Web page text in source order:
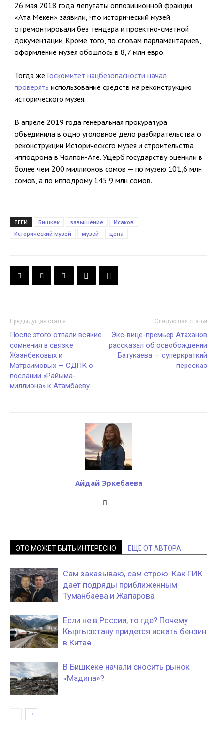
26 мая 2018 года депутаты оппозиционной фракции
«Ата Мекен» заявили, что исторический музей
отремонтировали без тендера и проектно-сметной
документации. Кроме того, по словам парламентариев,
оформление музея обошлось в 8,7 млн евро.
Тогда же Госкомитет нацбезопасности начал
проверять использование средств на реконструкцию
исторического музея.
В апреле 2019 года генеральная прокуратура
объединила в одно уголовное дело разбирательства о
реконструкции Исторического музея и строительства
ипподрома в Чолпон-Ате. Ущерб государству оценили в
более чем 200 миллионов сомов — по музею 101,6 млн
сомов, а по ипподрому 145,9 млн сомов.
ТЕГИ Бишкек завышение
Исаков
Исторический музей
музей цена
Предыдущая статья
После этого отпали всякие
сомнения в связке
Жээнбековых и
Матраимовых — СДПК о
послании «Райыма-
миллиона» к Атамбаеву
Следующая статья
Экс-вице-премьер Атаханов
рассказал об освобождении
Батукаева — суперкраткий
пересказ
Айдай Эркебаева
ЭТО МОЖЕТ БЫТЬ ИНТЕРЕСНО ЕЩЕ ОТ АВТОРА
Сам заказываю, сам строю. Как ГИК
дает подряды приближенным
Туманбаева и Жапарова
Если не в России, то где? Почему
Кыргызстану придется искать бензин
в Китае
В Бишкеке начали сносить рынок
«Мадина»?